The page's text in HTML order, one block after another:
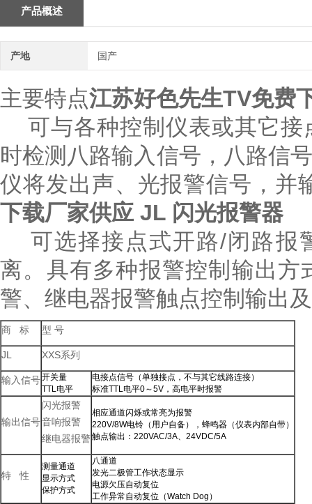
产品概述
产地 国产
主要特点江苏好色先生TV免费
可与各种控制仪表或其它接
时检测八路输入信号，八路信
仪将发出声、光报警信号，并
下载厂家供应 JL 闪光报警器
可选择接点式开路/闭路报
离。具有多种报警控制输出
警、继电器报警触点控制输出
商 标 型 号
JL XXS系列
输入信号开关量
TTL电平
电接点信号（单独接点，不与其它线路连接）
标准TTL电平0～5V，高电平时报警
输出信号
闪光报警
音响报警
继电器报警
相应通道闪烁或常亮为报警
220V/8W电铃（用户自备），蜂鸣器（仪表内部自带）
触点输出：220VAC/3A、24VDC/5A
特 性
测量通道
显示方式
保护方式
八通道
发光二极管工作状态显示
电源欠压自动复位
工作异常自动复位（Watch Dog）